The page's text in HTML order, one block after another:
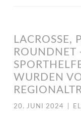
LACROSSE,
ROUNDNET
WURDEN
20. JUNI 2024